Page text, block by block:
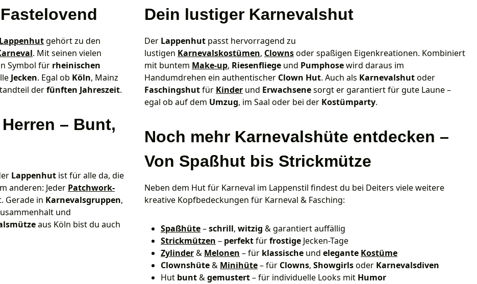
Lappenhutgehört zu den
. Mit seinen vielen
Symbol für rheinischen
Jecken. Egal ob Köln, Mainz
derfünften Jahreszeit.
– Bunt,
Lappenhut ist für alle da, die
anderen: Jeder Patchwork-
Gerade in Karnevalsgruppen,
und
aus Köln bist du auch
Dein lustiger Karnevalshut
Der Lappenhut passt hervorragend zu
lustigen Karnevalskostümen, Clownsoder spaßigen Eigenkreationen. Kombiniert
mit buntem Make-up, Riesenfliege und Pumphosewird daraus im
Handumdrehen ein authentischer Clown Hut. Auch als Karnevalshutoder
Faschingshutfür Kinder und Erwachsenesorgt er garantiert für gute Laune –
egal ob auf dem Umzug, im Saal oder bei der Kostümparty.
Noch mehr Karnevalshüte entdecken –
Von Spaßhut bis Strickmütze
Neben dem Hut für Karneval im Lappenstil findest du bei Deiters viele weitere
kreative Kopfbedeckungen für Karneval & Fasching:
Spaßhüte–schrill, witzig & garantiert auffällig
Strickmützen – perfektfürfrostige Jecken-Tage
Zylinder& Melonen – für klassische und elegante Kostüme
Clownshüte& Minihüte– für Clowns, Showgirlsoder Karnevalsdiven
Hut bunt&gemustert– für individuelle Looks mit Humor